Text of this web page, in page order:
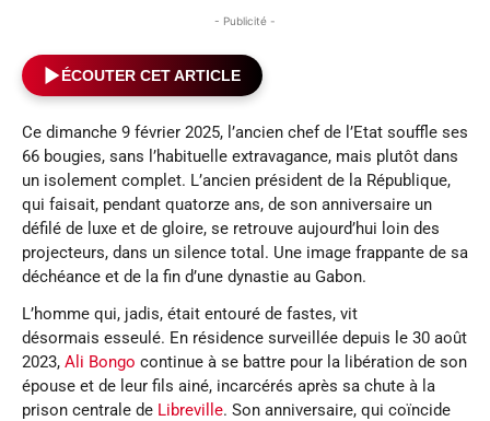
- Publicité -
ÉCOUTER CET ARTICLE
Ce dimanche 9 février 2025, l’ancien chef de l’Etat souffle ses
66 bougies, sans l’habituelle extravagance, mais plutôt dans
un isolement complet. L’ancien président de la République,
qui faisait, pendant quatorze ans, de son anniversaire un
défilé de luxe et de gloire, se retrouve aujourd’hui loin des
projecteurs, dans un silence total. Une image frappante de sa
déchéance et de la fin d’une dynastie au Gabon.
L’homme qui, jadis, était entouré de fastes, vit
désormais esseulé. En résidence surveillée depuis le 30 août
2023, Ali Bongo continue à se battre pour la libération de son
épouse et de leur fils ainé, incarcérés après sa chute à la
prison centrale de Libreville. Son anniversaire, qui coïncide